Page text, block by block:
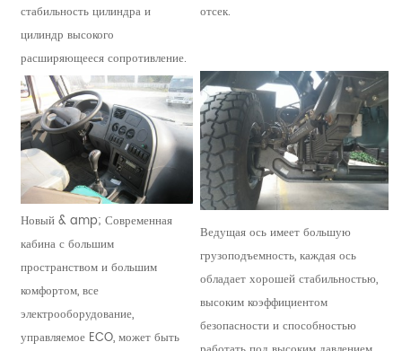
стабильность цилиндра и
цилиндр высокого
расширяющееся сопротивление.
отсек.
Новый & amp; Современная
кабина с большим
пространством и большим
комфортом, все
электрооборудование,
управляемое ECO, может быть
Ведущая ось имеет большую
грузоподъемность, каждая ось
обладает хорошей стабильностью,
высоким коэффициентом
безопасности и способностью